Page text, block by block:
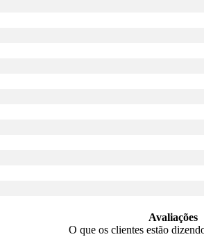
Avaliações
O que os clientes estão